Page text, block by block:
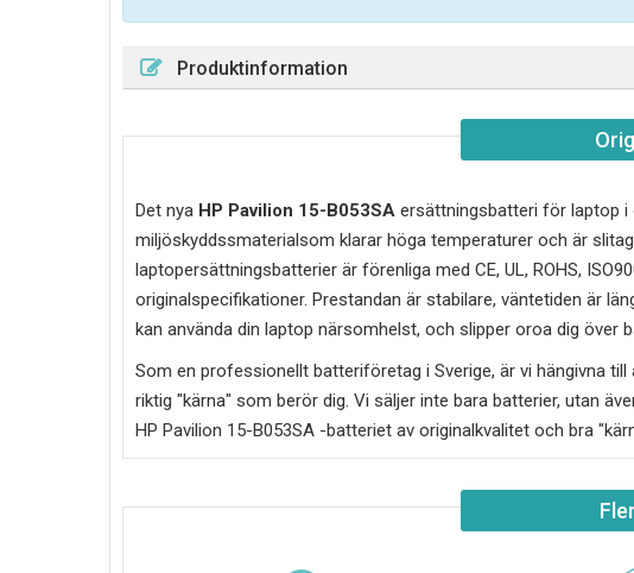
Produktinformation
Det nya HP Pavilion 15-B053SA ersättningsbatteri för laptop i
miljöskyddssmaterialsom klarar höga temperaturer och är
laptopersättningsbatterier är förenliga med CE, UL, ROHS,
originalspecifikationer. Prestandan är stabilare, väntetiden är
kan använda din laptop närsomhelst, och slipper oroa dig över
Som en professionellt batteriföretag i Sverige, är vi hängivna
riktig "kärna" som berör dig. Vi säljer inte bara batterier, utan
HP Pavilion 15-B053SA -batteriet av originalkvalitet och bra